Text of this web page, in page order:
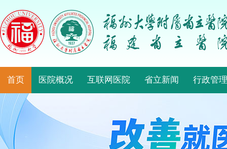
首页 医院概况 互联网医院 省立新闻 行政管理